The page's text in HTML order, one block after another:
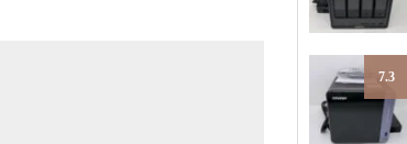
7.3